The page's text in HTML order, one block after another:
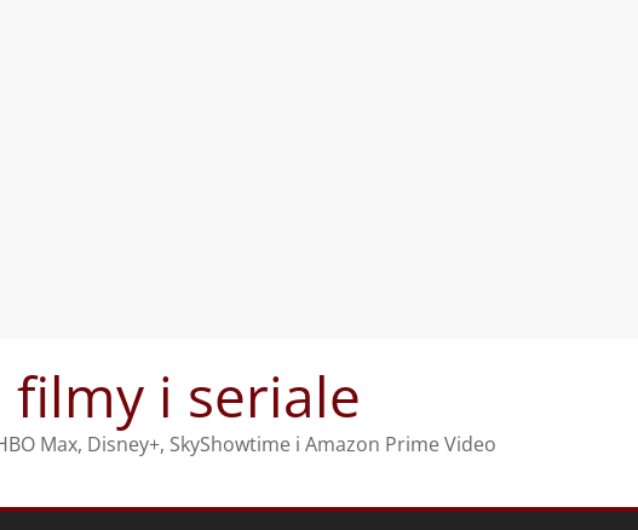
i seriale
Max, Disney+, SkyShowtime i Amazon Prime Video